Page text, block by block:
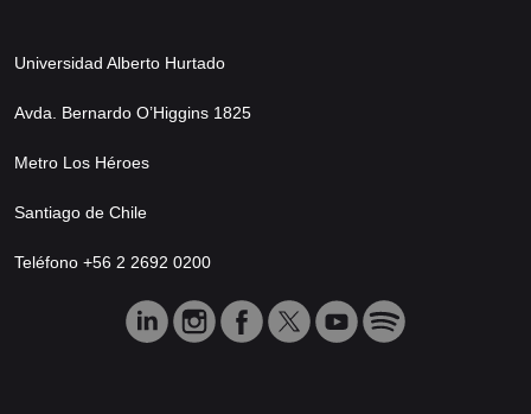
Universidad Alberto Hurtado
Avda. Bernardo O’Higgins 1825
Metro Los Héroes
Santiago de Chile
Teléfono +56 2 2692 0200